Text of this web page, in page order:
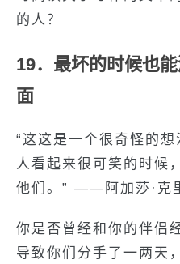
的人？
19．最坏的时候也
面
“这这是一个很奇怪的
人看起来很可笑的时候
他们。” ——阿加莎·克
你是否曾经和你的伴侣
导致你们分手了一两天